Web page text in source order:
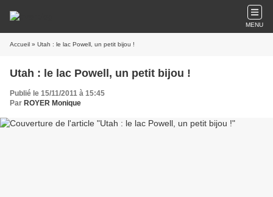
MENU
Accueil » Utah : le lac Powell, un petit bijou !
Utah : le lac Powell, un petit bijou !
Publié le 15/11/2011 à 15:45
Par ROYER Monique